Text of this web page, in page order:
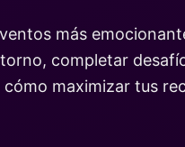
más
completar
maximizar tus